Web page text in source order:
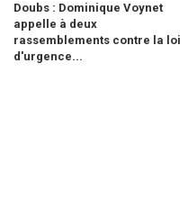
Doubs : Dominique Voynet
appelle à deux
rassemblements contre la loi
d'urgence...